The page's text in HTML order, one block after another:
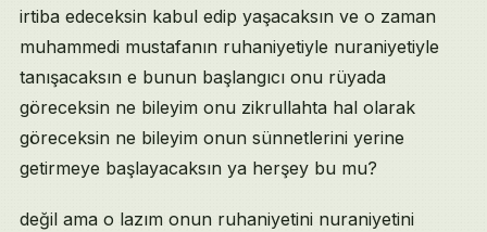
irtiba edeceksin kabul edip yaşacaksın ve o zaman
muhammedi mustafanın ruhaniyetiyle nuraniyetiyle
tanışacaksın e bunun başlangıcı onu rüyada
göreceksin ne bileyim onu zikrullahta hal olarak
göreceksin ne bileyim onun sünnetlerini yerine
getirmeye başlayacaksın ya herşey bu mu?
değil ama o lazım onun ruhaniyetini nuraniyetini